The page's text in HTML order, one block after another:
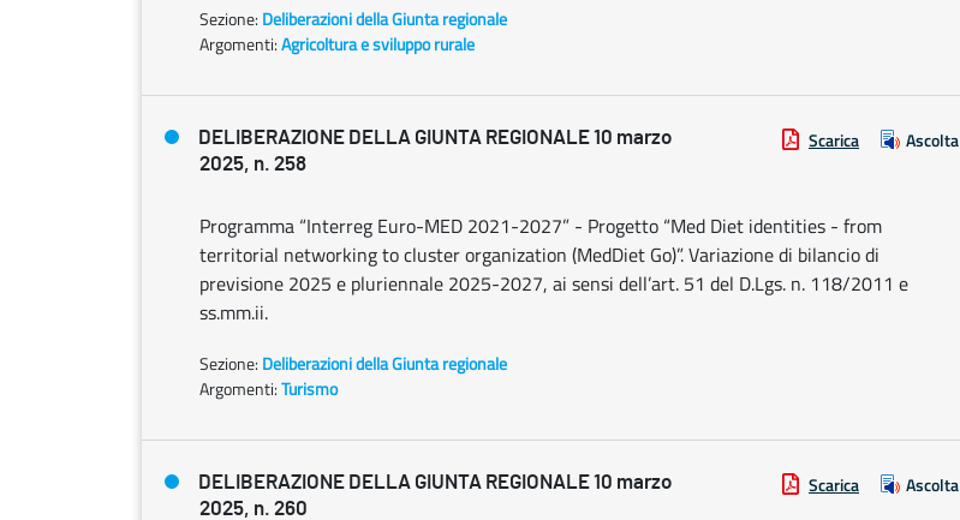
Sezione: Deliberazioni della Giunta regionale
Argomenti:Agricoltura e sviluppo rurale
DELIBERAZIONE DELLA GIUNTA REGIONALE 10 marzo
2025, n. 258
Scarica Ascolta
Programma “Interreg Euro-MED 2021-2027” - Progetto “Med Diet identities - from
territorial networking to cluster organization (MedDiet Go)”. Variazione di bilancio di
previsione 2025 e pluriennale 2025-2027, ai sensi dell’art. 51 del D.Lgs. n. 118/2011 e
ss.mm.ii.
Sezione: Deliberazioni della Giunta regionale
Argomenti:Turismo
DELIBERAZIONE DELLA GIUNTA REGIONALE 10 marzo
2025, n. 260
Scarica Ascolta